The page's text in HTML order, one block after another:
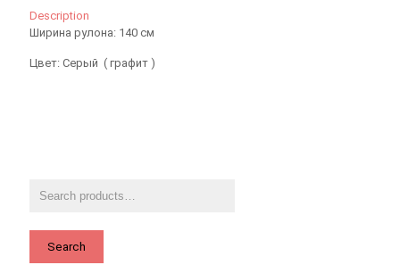
Description
Ширина рулона: 140 см
Цвет: Серый ( графит )
Search